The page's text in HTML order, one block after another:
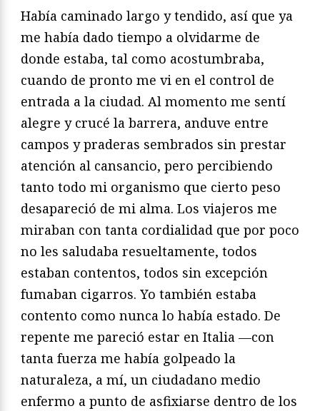
Había caminado largo y tendido, así que ya
me había dado tiempo a olvidarme de
donde estaba, tal como acostumbraba,
cuando de pronto me vi en el control de
entrada a la ciudad. Al momento me sentí
alegre y crucé la barrera, anduve entre
campos y praderas sembrados sin prestar
atención al cansancio, pero percibiendo
tanto todo mi organismo que cierto peso
desapareció de mi alma. Los viajeros me
miraban con tanta cordialidad que por poco
no les saludaba resueltamente, todos
estaban contentos, todos sin excepción
fumaban cigarros. Yo también estaba
contento como nunca lo había estado. De
repente me pareció estar en Italia —con
tanta fuerza me había golpeado la
naturaleza, a mí, un ciudadano medio
enfermo a punto de asfixiarse dentro de los